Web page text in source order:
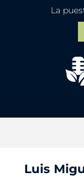
La
Luis